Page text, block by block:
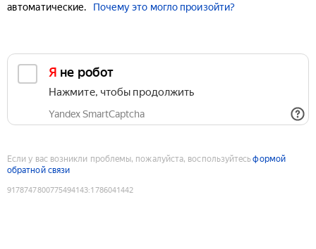
автоматические.
Почему это могло произойти?
Я не робот
Нажмите, чтобы продолжить
Yandex SmartCaptcha
Если у вас возникли проблемы, пожалуйста, воспользуйтесьформой
обратной связи
9178747800775494143:1786041442